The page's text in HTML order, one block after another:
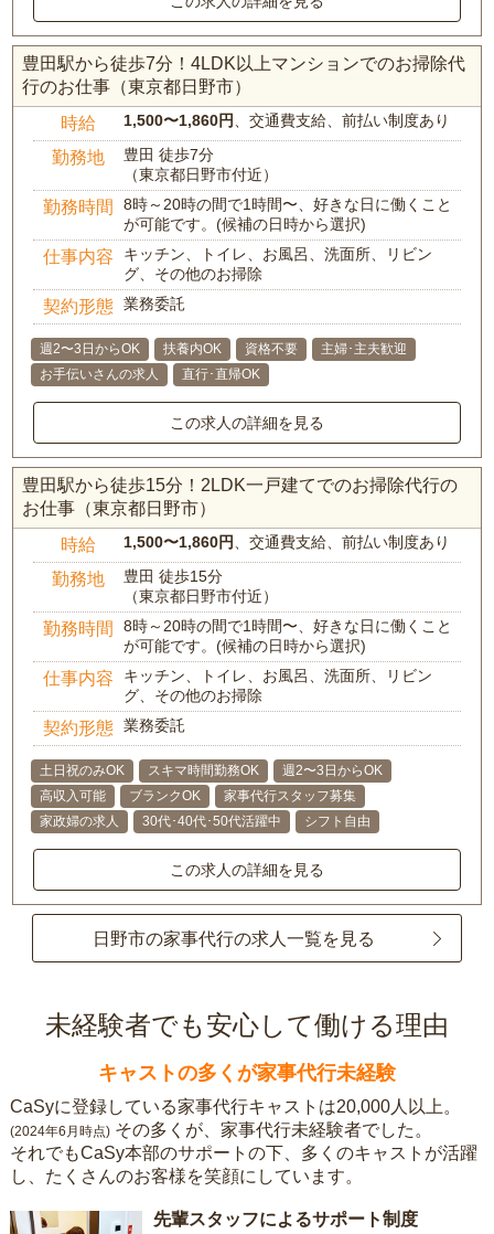
豊田駅から徒歩7分！4LDK以上マンションでのお掃除代
行のお仕事（東京都日野市）
時給 1,500〜1,860円 、交通費支給、前払い制度あり
勤務地
豊田 徒歩7分
（東京都日野市付近）
勤務時間
8時～20時の間で1時間〜、好きな日に働くこと
が可能です。(候補の日時から選択)
仕事内容
キッチン、トイレ、お風呂、洗面所、リビン
グ、その他のお掃除
契約形態 業務委託
週2〜3日からOK 扶養内OK 資格不要
主婦･主夫歓迎
お手伝いさんの求人
直行･直帰OK
この求人の詳細を見る
豊田駅から徒歩15分！2LDK一戸建てでのお掃除代行の
お仕事（東京都日野市）
時給 1,500〜1,860円 、交通費支給、前払い制度あり
勤務地
豊田 徒歩15分
（東京都日野市付近）
勤務時間
8時～20時の間で1時間〜、好きな日に働くこと
が可能です。(候補の日時から選択)
仕事内容
キッチン、トイレ、お風呂、洗面所、リビン
グ、その他のお掃除
契約形態 業務委託
土日祝のみOK スキマ時間勤務OK
週2〜3日からOK
高収入可能
ブランクOK
家事代行スタッフ募集
家政婦の求人
30代･40代･50代活躍中 シフト自由
この求人の詳細を見る
日野市の家事代行の求人一覧を見る
未経験者でも安心して働ける理由
キャストの多くが家事代行未経験
CaSyに登録している家事代行キャストは20,000人以上。
(2024年6月時点) その多くが、家事代行未経験者でした。
それでもCaSy本部のサポートの下、多くのキャストが活躍
し、たくさんのお客様を笑顔にしています。
先輩スタッフによるサポート制度